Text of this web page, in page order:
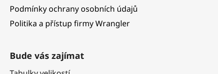
Podmínky ochrany osobních údajů
Politika a přístup firmy Wrangler
Bude vás zajímat